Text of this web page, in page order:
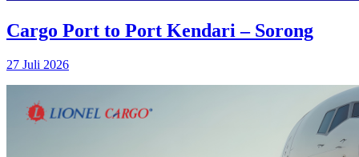
Cargo Port to Port Kendari – Sorong
27 Juli 2026